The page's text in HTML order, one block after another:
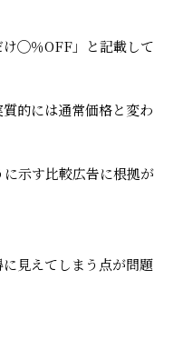
け◯％OFF」と記載して
質的には通常価格と変わ
示す比較広告に根拠が
見えてしまう点が問題